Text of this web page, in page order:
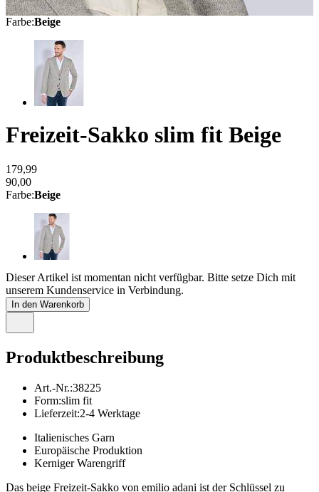
Farbe:Beige
Freizeit-Sakko slim fit Beige
179,99
90,00
Farbe:Beige
Dieser Artikel ist momentan nicht verfügbar. Bitte setze Dich mit
unserem Kundenservice in Verbindung.
In den Warenkorb
Produktbeschreibung
Art.-Nr.:38225
Form:slim fit
Lieferzeit:2-4 Werktage
Italienisches Garn
Europäische Produktion
Kerniger Warengriff
Das beige Freizeit-Sakko von emilio adani ist der Schlüssel zu